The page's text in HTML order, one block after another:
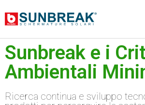
Sunbreak e i
Ambientali
Ricerca continua e sviluppo